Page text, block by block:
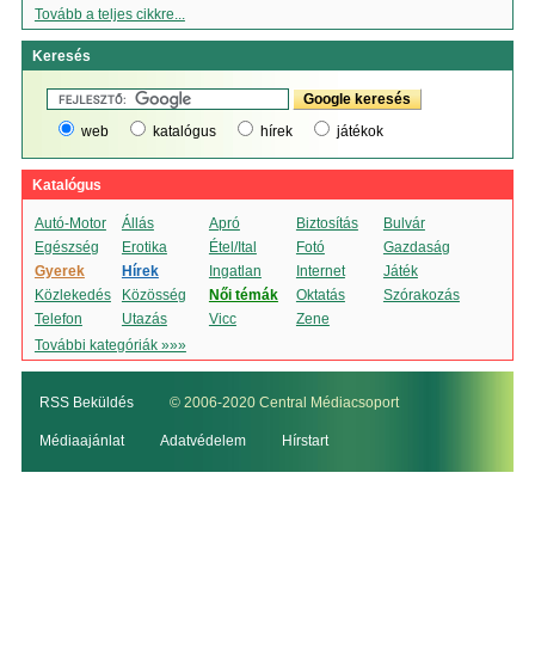
Tovább a teljes cikkre...
Keresés
web katalógus hírek játékok
Katalógus
Autó-Motor Állás Apró Biztosítás
Bulvár
Egészség
Erotika Étel/Ital Fotó
Gazdaság
Gyerek
Hírek Ingatlan Internet
Játék
Közlekedés
Közösség Női témák Oktatás
Szórakozás
Telefon
Utazás Vicc
Zene
További kategóriák »»»
RSS Beküldés © 2006-2020 Central Médiacsoport
Médiaajánlat Adatvédelem Hírstart